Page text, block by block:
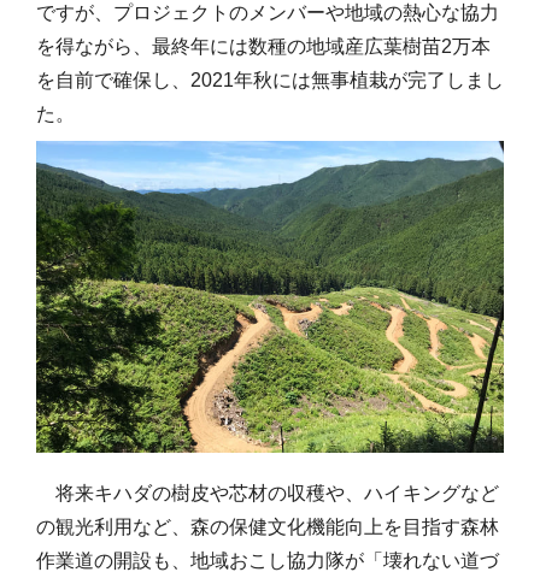
ですが、プロジェクトのメンバーや地域の熱心な協力
を得ながら、最終年には数種の地域産広葉樹苗2万本
を自前で確保し、2021年秋には無事植栽が完了しまし
た。
将来キハダの樹皮や芯材の収穫や、ハイキングなど
の観光利用など、森の保健文化機能向上を目指す森林
作業道の開設も、地域おこし協力隊が「壊れない道づ